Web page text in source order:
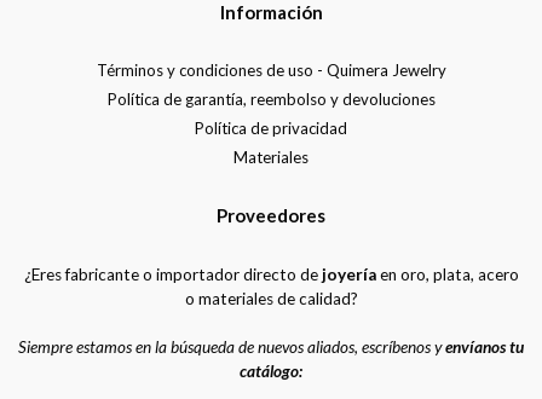
Información
Términos y condiciones de uso - Quimera Jewelry
Política de garantía, reembolso y devoluciones
Política de privacidad
Materiales
Proveedores
¿Eres fabricante o importador directo dejoyeríaen oro, plata, acero
o materiales de calidad?
Siempre estamos en la búsqueda de nuevos aliados, escríbenos yenvíanos tu
catálogo: